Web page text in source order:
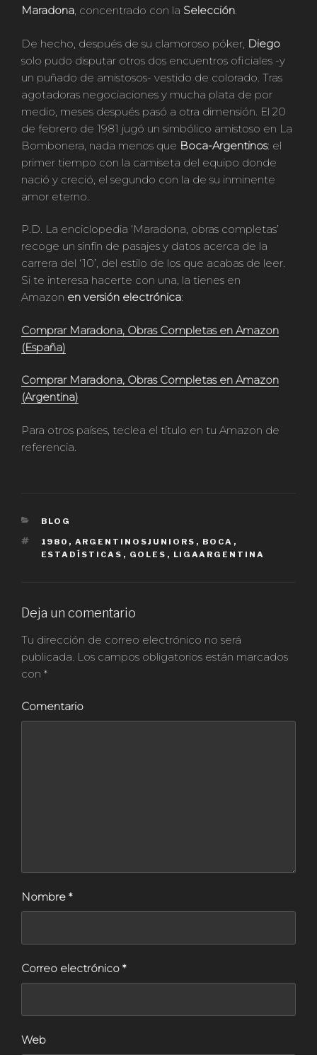
Maradona, concentrado con la Selección.
De hecho, después de su clamoroso póker, Diego
solo pudo disputar otros dos encuentros oficiales -y
un puñado de amistosos- vestido de colorado. Tras
agotadoras negociaciones y mucha plata de por
medio, meses después pasó a otra dimensión. El 20
de febrero de 1981 jugó un simbólico amistoso en La
Bombonera, nada menos que Boca-Argentinos: el
primer tiempo con la camiseta del equipo donde
nació y creció, el segundo con la de su inminente
amor eterno.
P.D. La enciclopedia ‘Maradona, obras completas’
recoge un sinfín de pasajes y datos acerca de la
carrera del ‘10’, del estilo de los que acabas de leer.
Si te interesa hacerte con una, la tienes en
Amazon en versión electrónica:
Comprar Maradona, Obras Completas en Amazon
(España)
Comprar Maradona, Obras Completas en Amazon
(Argentina)
Para otros países, teclea el título en tu Amazon de
referencia.
CATEGORÍAS
BLOG
ETIQUETAS
1980 , ARGENTINOSJUNIORS , BOCA ,
ESTADÍSTICAS , GOLES , LIGAARGENTINA
Deja un comentario
Tu dirección de correo electrónico no será
publicada. Los campos obligatorios están marcados
con *
Comentario
Nombre *
Correo electrónico *
Web